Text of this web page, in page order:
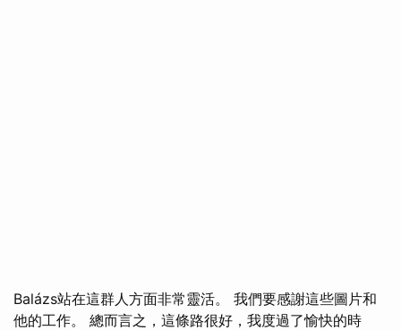
Balázs站在這群人方面非常靈活。 我們要感謝這些圖片和
他的工作。 總而言之，這條路很好，我度過了愉快的時